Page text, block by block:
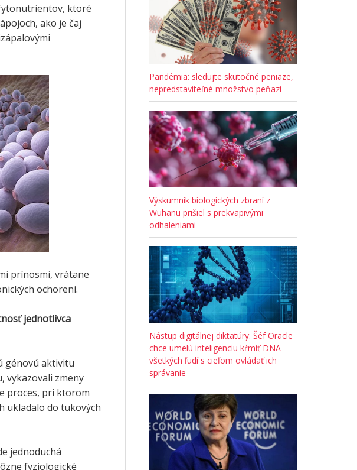
ktoré
ako je čaj
prínosmi, vrátane
ochorení.
jednotlivca
génovú aktivitu
vykazovali zmeny
proces, pri ktorom
ukladalo do tukových
jednoduchá
fyziologické
Pandémia: sledujte skutočné peniaze,
nepredstaviteľné množstvo peňazí
Výskumník biologických zbraní z
Wuhanu prišiel s prekvapivými
odhaleniami
Nástup digitálnej diktatúry: Šéf Oracle
chce umelú inteligenciu kŕmiť DNA
všetkých ľudí s cieľom ovládať ich
správanie